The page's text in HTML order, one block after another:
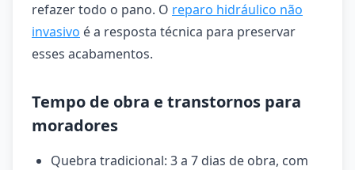
refazer todo o pano. O reparo hidráulico não
invasivo é a resposta técnica para preservar
esses acabamentos.
Tempo de obra e transtornos para
moradores
Quebra tradicional: 3 a 7 dias de obra, com